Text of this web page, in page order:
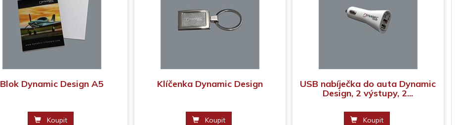
Blok Dynamic Design A5
Koupit
Klíčenka Dynamic Design
Koupit
USB nabíječka do auta Dynamic
Design, 2 výstupy, 2...
Koupit